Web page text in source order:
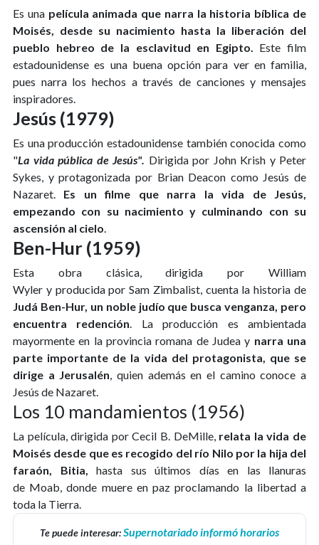
Es una película animada que narra la historia bíblica de
Moisés, desde su nacimiento hasta la liberación del
pueblo hebreo de la esclavitud en Egipto. Este film
estadounidense es una buena opción para ver en familia,
pues narra los hechos a través de canciones y mensajes
inspiradores.
Jesús (1979)
Es una producción estadounidense también conocida como
"La vida pública de Jesús". Dirigida por John Krish y Peter
Sykes, y protagonizada por Brian Deacon como Jesús de
Nazaret. Es un filme que narra la vida de Jesús,
empezando con su nacimiento y culminando con su
ascensión al cielo.
Ben-Hur (1959)
Esta obra clásica, dirigida por William
Wyler y producida por Sam Zimbalist, cuenta la historia de
Judá Ben-Hur, un noble judío que busca venganza, pero
encuentra redención. La producción es ambientada
mayormente en la provincia romana de Judea y narra una
parte importante de la vida del protagonista, que se
dirige a Jerusalén, quien además en el camino conoce a
Jesús de Nazaret.
Los 10 mandamientos (1956)
La película, dirigida por Cecil B. DeMille, relata la vida de
Moisés desde que es recogido del río Nilo por la hija del
faraón, Bitia, hasta sus últimos días en las llanuras
de Moab, donde muere en paz proclamando la libertad a
toda la Tierra.
Te puede interesar:Supernotariado informó horarios